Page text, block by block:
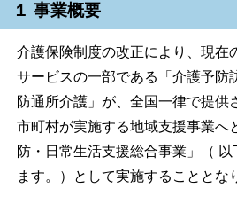
１ 事業概要
介護保険制度の改正により、現在
サービスの一部である「介護予防
防通所介護」が、全国一律で提供
市町村が実施する地域支援事業へ
防・日常生活支援総合事業」（
ます。）として実施することとな